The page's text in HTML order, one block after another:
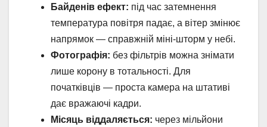
Байденів ефект: під час затемнення
температура повітря падає, а вітер змінює
напрямок — справжній міні-шторм у небі.
Фотографія: без фільтрів можна знімати
лише корону в тотальності. Для
початківців — проста камера на штативі
дає вражаючі кадри.
Місяць віддаляється: через мільйони